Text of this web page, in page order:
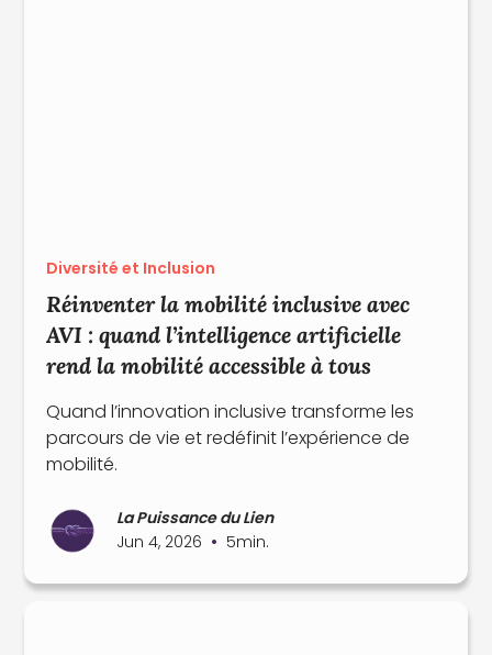
Diversité et Inclusion
Réinventer la mobilité inclusive avec
AVI : quand l’intelligence artificielle
rend la mobilité accessible à tous
Quand l’innovation inclusive transforme les
parcours de vie et redéfinit l’expérience de
mobilité.
La Puissance du Lien
Jun 4, 2026 • 5min.